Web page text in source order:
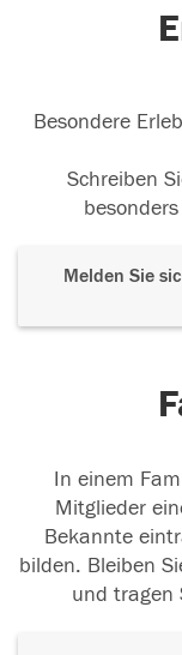
Besondere
Schreiben
Melden Sie
In einem
Mitglieder
Bekannte
bilden. Bleiben
und tragen